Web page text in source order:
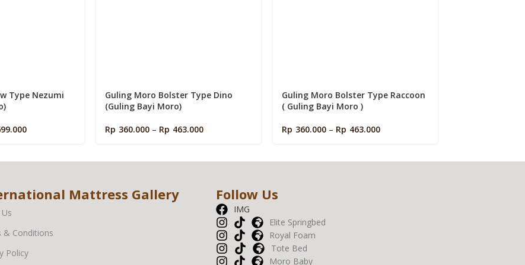
Type Nezumi
Guling Moro Bolster Type Dino
(Guling Bayi Moro)
Rp 360.000 – Rp 463.000
Guling Moro Bolster Type Raccoon
( Guling Bayi Moro )
Rp 360.000 – Rp 463.000
Mattress Gallery
& Conditions
Policy
Follow Us
IMG
Elite Springbed
Royal Foam
Tote Bed
Moro Baby